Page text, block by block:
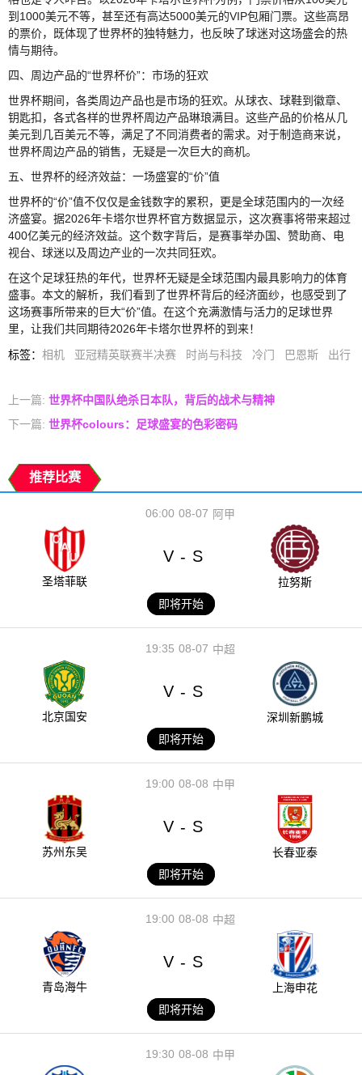
到1000美元不等，甚至还有高达5000美元的VIP包厢门票。这些高昂
的票价，既体现了世界杯的独特魅力，也反映了球迷对这场盛会的热
情与期待。
四、周边产品的“世界杯价”：市场的狂欢
世界杯期间，各类周边产品也是市场的狂欢。从球衣、球鞋到徽章、
钥匙扣，各式各样的世界杯周边产品琳琅满目。这些产品的价格从几
美元到几百美元不等，满足了不同消费者的需求。对于制造商来说，
世界杯周边产品的销售，无疑是一次巨大的商机。
五、世界杯的经济效益：一场盛宴的“价”值
世界杯的“价”值不仅仅是金钱数字的累积，更是全球范围内的一次经
济盛宴。据2026年卡塔尔世界杯官方数据显示，这次赛事将带来超过
400亿美元的经济效益。这个数字背后，是赛事举办国、赞助商、电
视台、球迷以及周边产业的一次共同狂欢。
在这个足球狂热的年代，世界杯无疑是全球范围内最具影响力的体育
盛事。本文的解析，我们看到了世界杯背后的经济面纱，也感受到了
这场赛事所带来的巨大“价”值。在这个充满激情与活力的足球世界
里，让我们共同期待2026年卡塔尔世界杯的到来！
标签： 相机 亚冠精英联赛半决赛 时尚与科技 冷门 巴恩斯 出行
上一篇: 世界杯中国队绝杀日本队，背后的战术与精神
下一篇: 世界杯colours：足球盛宴的色彩密码
推荐比赛
08-07
06:00 阿甲
圣塔菲联
V - S
拉努斯
即将开始
08-07
19:35 中超
北京国安
V - S
深圳新鹏城
即将开始
08-08
19:00 中甲
苏州东吴
V - S
长春亚泰
即将开始
08-08
19:00 中超
青岛海牛
V - S
上海申花
即将开始
08-08
19:30 中甲